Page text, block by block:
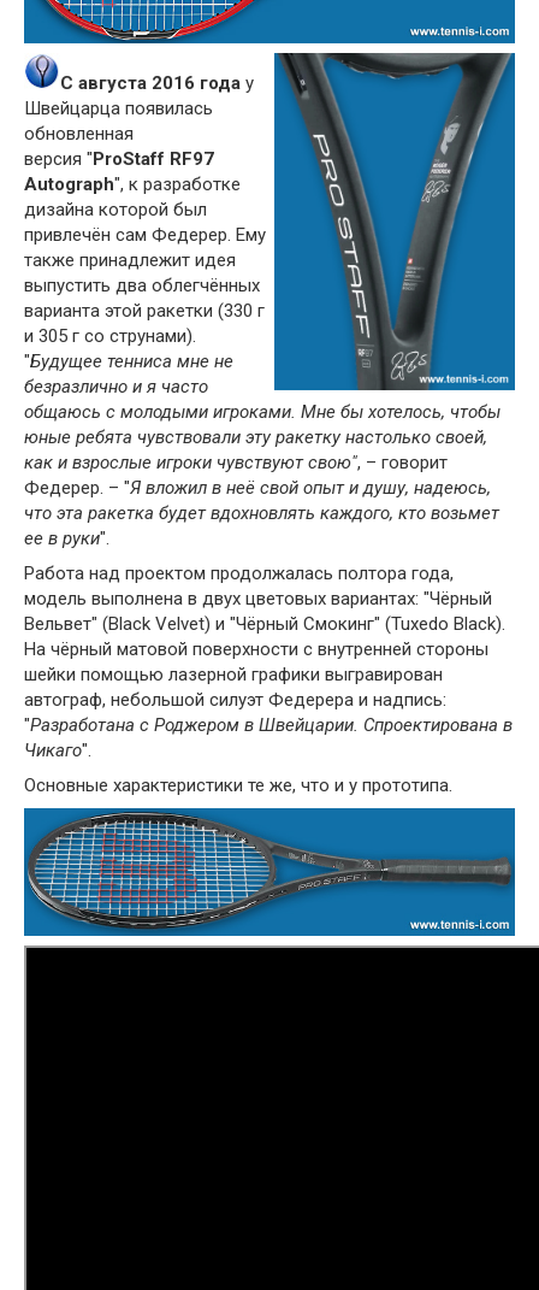
С августа 2016 года у
Швейцарца появилась
обновленная
версия "ProStaff RF97
Autograph", к разработке
дизайна которой был
привлечён сам Федерер. Ему
также принадлежит идея
выпустить два облегчённых
варианта этой ракетки (330 г
и 305 г со струнами).
"Будущее тенниса мне не
безразлично и я часто
общаюсь с молодыми игроками. Мне бы хотелось, чтобы
юные ребята чувствовали эту ракетку настолько своей,
как и взрослые игроки чувствуют свою", – говорит
Федерер. – "Я вложил в неё свой опыт и душу, надеюсь,
что эта ракетка будет вдохновлять каждого, кто возьмет
ее в руки".
Работа над проектом продолжалась полтора года,
модель выполнена в двух цветовых вариантах: "Чёрный
Вельвет" (Black Velvet) и "Чёрный Смокинг" (Tuxedo Black).
На чёрный матовой поверхности с внутренней стороны
шейки помощью лазерной графики выгравирован
автограф, небольшой силуэт Федерера и надпись:
"Разработана с Роджером в Швейцарии. Спроектирована в
Чикаго".
Основные характеристики те же, что и у прототипа.